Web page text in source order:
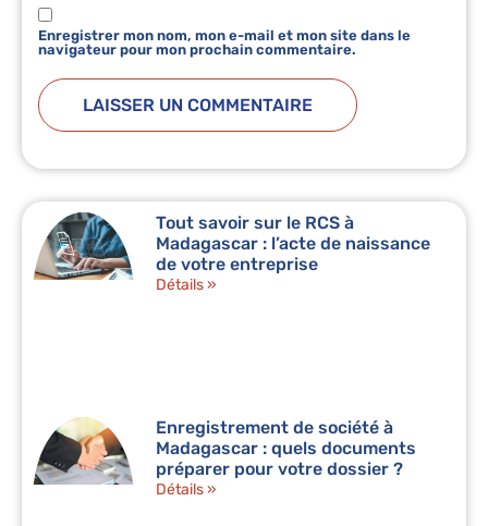
Enregistrer mon nom, mon e-mail et mon site dans le
navigateur pour mon prochain commentaire.
Tout savoir sur le RCS à
Madagascar : l’acte de naissance
de votre entreprise
Détails »
Enregistrement de société à
Madagascar : quels documents
préparer pour votre dossier ?
Détails »